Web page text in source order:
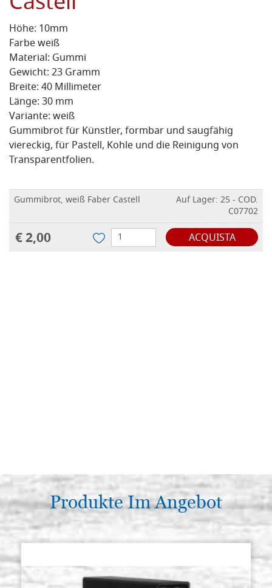
Höhe: 10mm
Farbe weiß
Material: Gummi
Gewicht: 23 Gramm
Breite: 40 Millimeter
Länge: 30 mm
Variante: weiß
Gummibrot für Künstler, formbar und saugfähig
viereckig, für Pastell, Kohle und die Reinigung von
Transparentfolien.
Gummibrot, weiß Faber Castell
Auf Lager: 25 - COD.
C07702
€ 2,00 ACQUISTA
Produkte Im Angebot